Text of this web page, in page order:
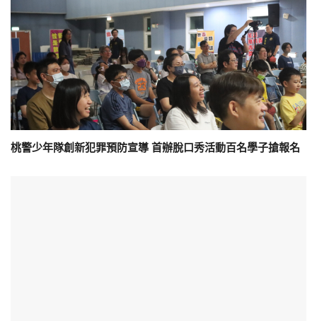
桃警少年隊創新犯罪預防宣導 首辦脫口秀活動百名學子搶報名